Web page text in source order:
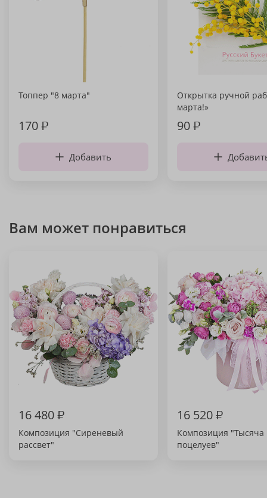
Топпер "8 марта"
170₽
Добавить
Открытка ручной
марта!»
90₽
Вам может понравиться
16 480₽
Композиция "Сиреневый
рассвет"
16 520₽
Композиция "Тысяча
поцелуев"